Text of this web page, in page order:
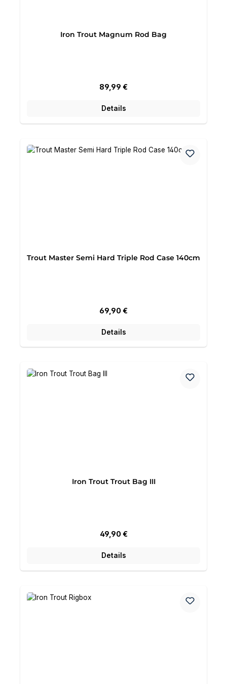
Iron Trout Magnum Rod Bag
Regulärer Preis:
89,99 €
Details
Trout Master Semi Hard Triple Rod Case 140cm
Regulärer Preis:
69,90 €
Details
Iron Trout Trout Bag III
Regulärer Preis:
49,90 €
Details